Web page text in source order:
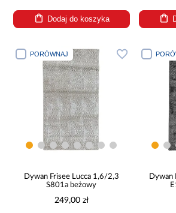
Dodaj do koszyka
PORÓWNAJ
Dywan Frisee Lucca 1,6/2,3
S801a beżowy
249,00 zł
Dywan